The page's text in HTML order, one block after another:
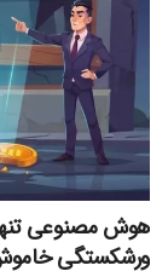
هوش مصنوعی
ورشکستگی